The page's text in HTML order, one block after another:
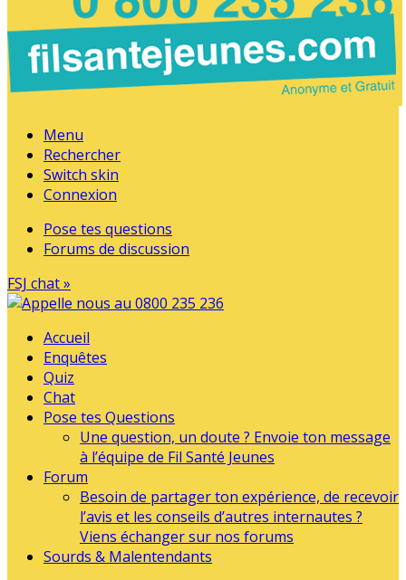
Menu
Rechercher
Switch skin
Connexion
Pose tes questions
Forums de discussion
FSJ chat »
Accueil
Enquêtes
Quiz
Chat
Pose tes Questions
Une question, un doute ? Envoie ton message
à l’équipe de Fil Santé Jeunes
Forum
Besoin de partager ton expérience, de recevoir
l’avis et les conseils d’autres internautes ?
Viens échanger sur nos forums
Sourds & Malentendants